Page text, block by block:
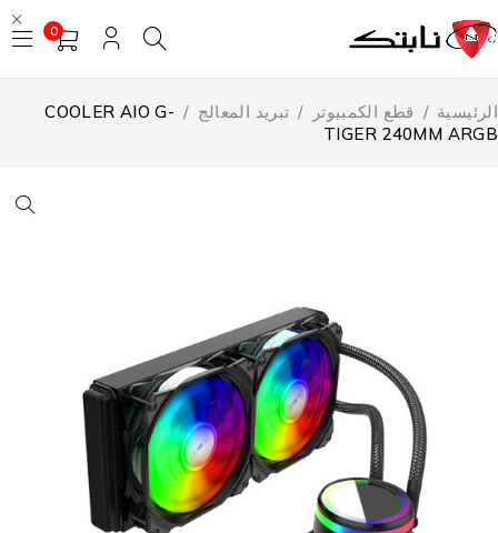
0
/ قطع الكمبيوتر تبريد المعالج
COOLER AIO G-
TIGER 240MM